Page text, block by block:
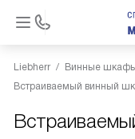
Liebherr Винные
Встраиваемый винный